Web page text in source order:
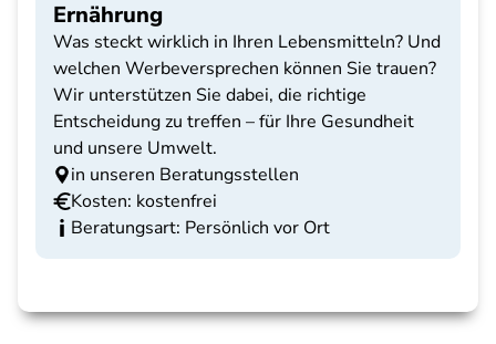
Ernährung
Was steckt wirklich in Ihren Lebensmitteln? Und
welchen Werbeversprechen können Sie trauen?
Wir unterstützen Sie dabei, die richtige
Entscheidung zu treffen – für Ihre Gesundheit
und unsere Umwelt.
in unseren Beratungsstellen
Kosten: kostenfrei
Beratungsart: Persönlich vor Ort